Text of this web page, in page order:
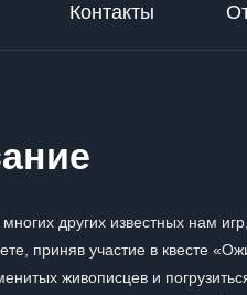
Контакты
других известных нам
приняв участие в квесте
живописцев и